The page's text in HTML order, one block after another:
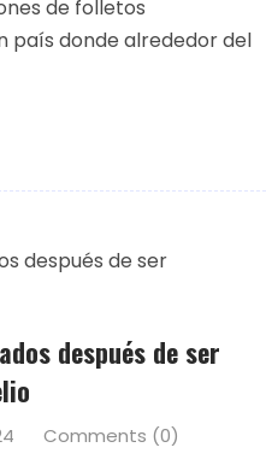
de folletos
país donde alrededor del
después de ser
Comments (0)